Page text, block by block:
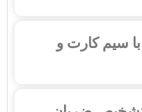
سیم کارت و